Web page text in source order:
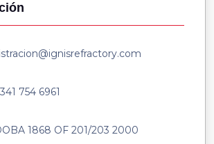
754 6961
1868 OF 201/203 2000